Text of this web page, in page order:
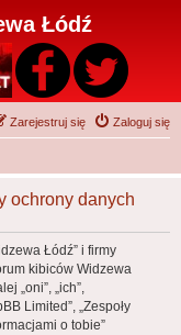
Łódź
Zaloguj się
Zarejestruj się
ochrony danych
Łódź” i firmy
kibiców Widzewa
„oni”, „ich”,
Limited”, „Zespoły
o tobie”